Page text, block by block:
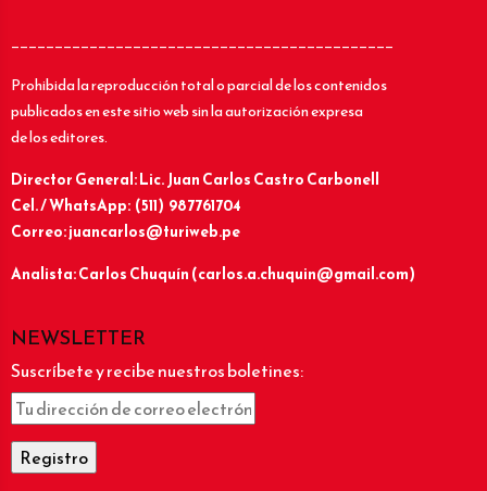
____________________________________________
Prohibida la reproducción total o parcial de los contenidos
publicados en este sitio web sin la autorización expresa
de los editores.
Director General: Lic.Juan Carlos Castro Carbonell
Cel. / WhatsApp: (511) 987761704
Correo: juancarlos@turiweb.pe
Analista: Carlos Chuquín (carlos.a.chuquin@gmail.com)
NEWSLETTER
Suscríbete y recibe nuestros boletines: